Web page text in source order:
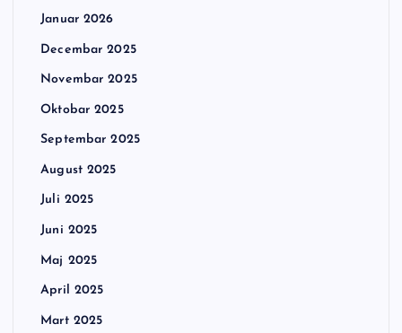
Januar 2026
Decembar 2025
Novembar 2025
Oktobar 2025
Septembar 2025
August 2025
Juli 2025
Juni 2025
Maj 2025
April 2025
Mart 2025